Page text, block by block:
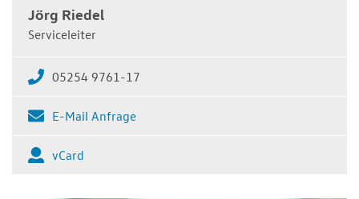
Jörg Riedel
Serviceleiter
05254 9761-17
E-Mail Anfrage
vCard